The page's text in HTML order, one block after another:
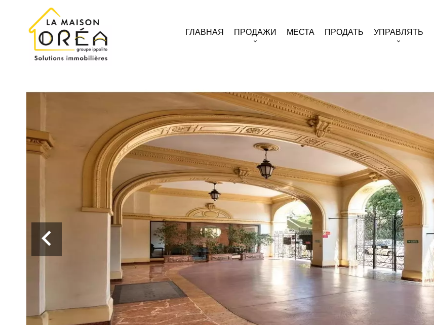
ГЛАВНАЯ ПРОДАЖИ МЕСТА ПРОДАТЬ УПРАВЛЯТЬ